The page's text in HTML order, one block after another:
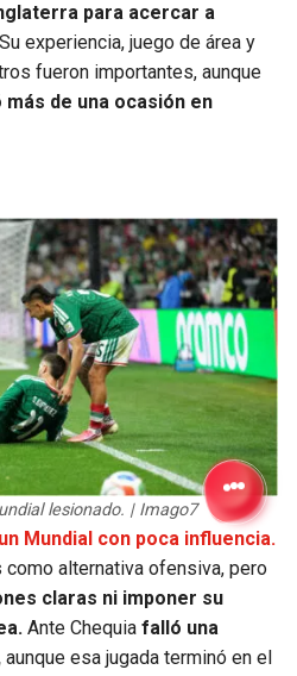
para acercar a
Su experiencia, juego de área y
fueron importantes, aunque
de una ocasión en
lesionado. | Imago7
Mundial con poca influencia.
como alternativa ofensiva, pero
claras ni imponer su
Ante Chequia falló una
aunque esa jugada terminó en el